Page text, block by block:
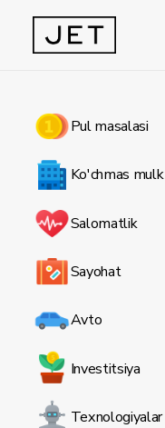
Pul masalasi
Ko'chmas mulk
Salomatlik
Sayohat
Avto
Investitsiya
Texnologiyalar